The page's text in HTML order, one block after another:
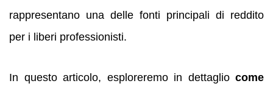
rappresentano una delle fonti principali di reddito
per i liberi professionisti.
In questo articolo, esploreremo in dettaglio come